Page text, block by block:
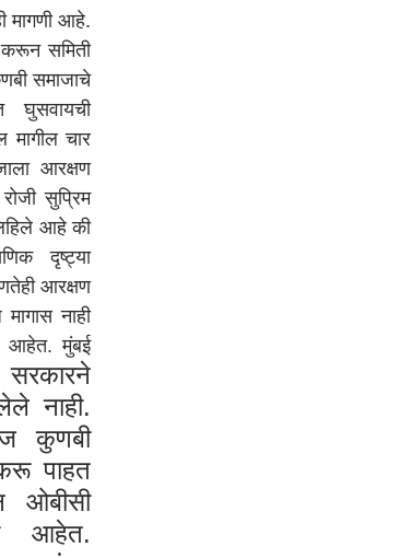
मागणी आहे.
करून समिती
समाजाचे
घुसवायची
मागील चार
आरक्षण
सुप्रिम
आहे की
दृष्ट्या
आरक्षण
नाही
आहेत. मुंबई
नाही.
कुणबी
पाहत
ओबीसी
आहेत.